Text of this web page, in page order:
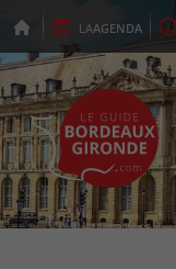
LAAGENDA